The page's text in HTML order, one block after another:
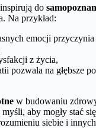
do
Na przykład:
emocji przyczynia
z życia,
pozwala na głębsze
w budowaniu
aby mogły stać
siebie i